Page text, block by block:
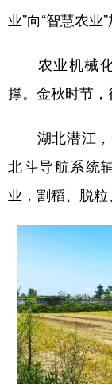
业”向“智慧农业”
农业机械化
撑。金秋时节，
湖北潜江，
北斗导航系统
业，割稻、脱粒